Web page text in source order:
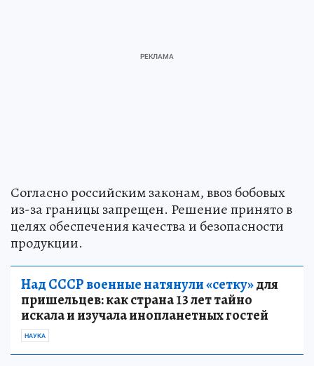
Согласно российским законам, ввоз бобовых
из-за границы запрещен. Решение принято в
целях обеспечения качества и безопасности
продукции.
Над СССР военные натянули «сетку»для
пришельцев: как страна 13 лет тайно
искала и изучала инопланетных гостей
НАУКА